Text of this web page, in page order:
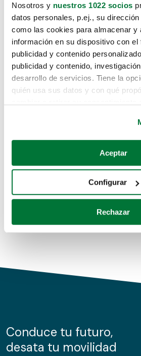
Nosotros y nuestros 1022 socios
datos personales, p.ej., su
como las cookies para almacenar y
información en su dispositivo con el
publicidad y contenido
publicidad y contenido,
desarrollo de servicios. Tiene la
quién usa sus datos y con qué
Si lo permite, también quisiéramos:
Recopilar información sobre su
Identificar su dispositivo
para buscar características
Obtenga más información sobre
de cookies.
información sobre el uso que haga
nuestros partners de redes
Aceptar
Configurar
Rechazar
Lo sentimos, no
te hemos traido
Pero puedes encontrar el coche
buscando en alguno de estos
Coches de segunda mano
Coches de km0
Conduce tu futuro,
desata tu movilidad